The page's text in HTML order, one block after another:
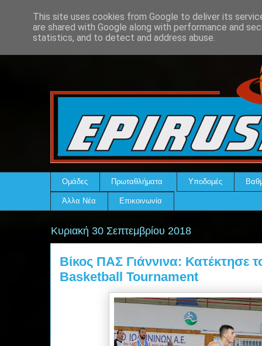
Ομάδες Πρωταθλήματα Υποδομές
Άλλα Νέα Επικοινωνία
Κυριακή 30 Σεπτεμβρίου 2018
Βίκος ΠΑΣ Γιάννινα: Κατέκτησε
Basketball Tournament
This site uses cookies from Google to deliver its
are shared with Google along with performance and
statistics, and to detect and address abuse.